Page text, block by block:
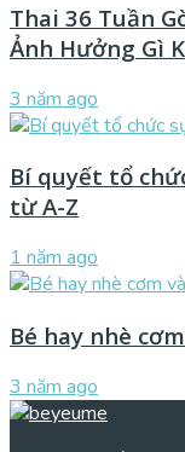
Thai 36 Tuần
Ảnh Hưởng Gì
3 năm ago
Bí quyết tổ
từ A-Z
1 năm ago
Bé hay nhè
3 năm ago